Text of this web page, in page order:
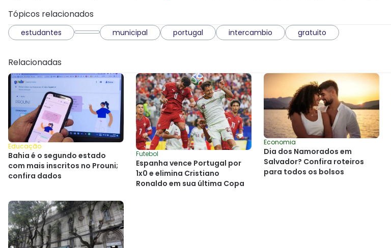
Tópicos relacionados
estudantes municipal portugal intercambio gratuito
Relacionadas
Educação
Bahia é o segundo estado
com mais inscritos no Prouni;
confira dados
Futebol
Espanha vence Portugal por
1x0 e elimina Cristiano
Ronaldo em sua última Copa
Economia
Dia dos Namorados em
Salvador? Confira roteiros
para todos os bolsos